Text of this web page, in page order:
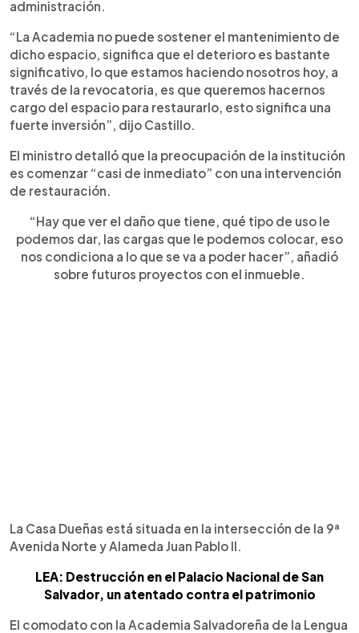
administración.
“La Academia no puede sostener el mantenimiento de
dicho espacio, significa que el deterioro es bastante
significativo, lo que estamos haciendo nosotros hoy, a
través de la revocatoria, es que queremos hacernos
cargo del espacio para restaurarlo, esto significa una
fuerte inversión”, dijo Castillo.
El ministro detalló que la preocupación de la institución
es comenzar “casi de inmediato” con una intervención
de restauración.
“Hay que ver el daño que tiene, qué tipo de uso le
podemos dar, las cargas que le podemos colocar, eso
nos condiciona a lo que se va a poder hacer”, añadió
sobre futuros proyectos con el inmueble.
La Casa Dueñas está situada en la intersección de la 9ª
Avenida Norte y Alameda Juan Pablo II.
LEA: Destrucción en el Palacio Nacional de San
Salvador, un atentado contra el patrimonio
El comodato con la Academia Salvadoreña de la Lengua